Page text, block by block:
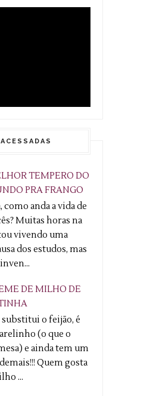
TEMPERO DO
PRA FRANGO
como anda a vida de
Muitas horas na
vivendo uma
dos estudos, mas
DE MILHO DE
substitui o feijão, é
(o que o
e ainda tem um
Quem gosta
...